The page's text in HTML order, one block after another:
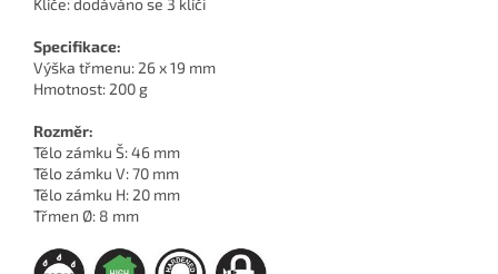
Klíče: dodáváno se 3 klíči
Specifikace:
Výška třmenu: 26 x 19 mm
Hmotnost: 200 g
Rozměr:
Tělo zámku Š: 46 mm
Tělo zámku V: 70 mm
Tělo zámku H: 20 mm
Třmen Ø: 8 mm